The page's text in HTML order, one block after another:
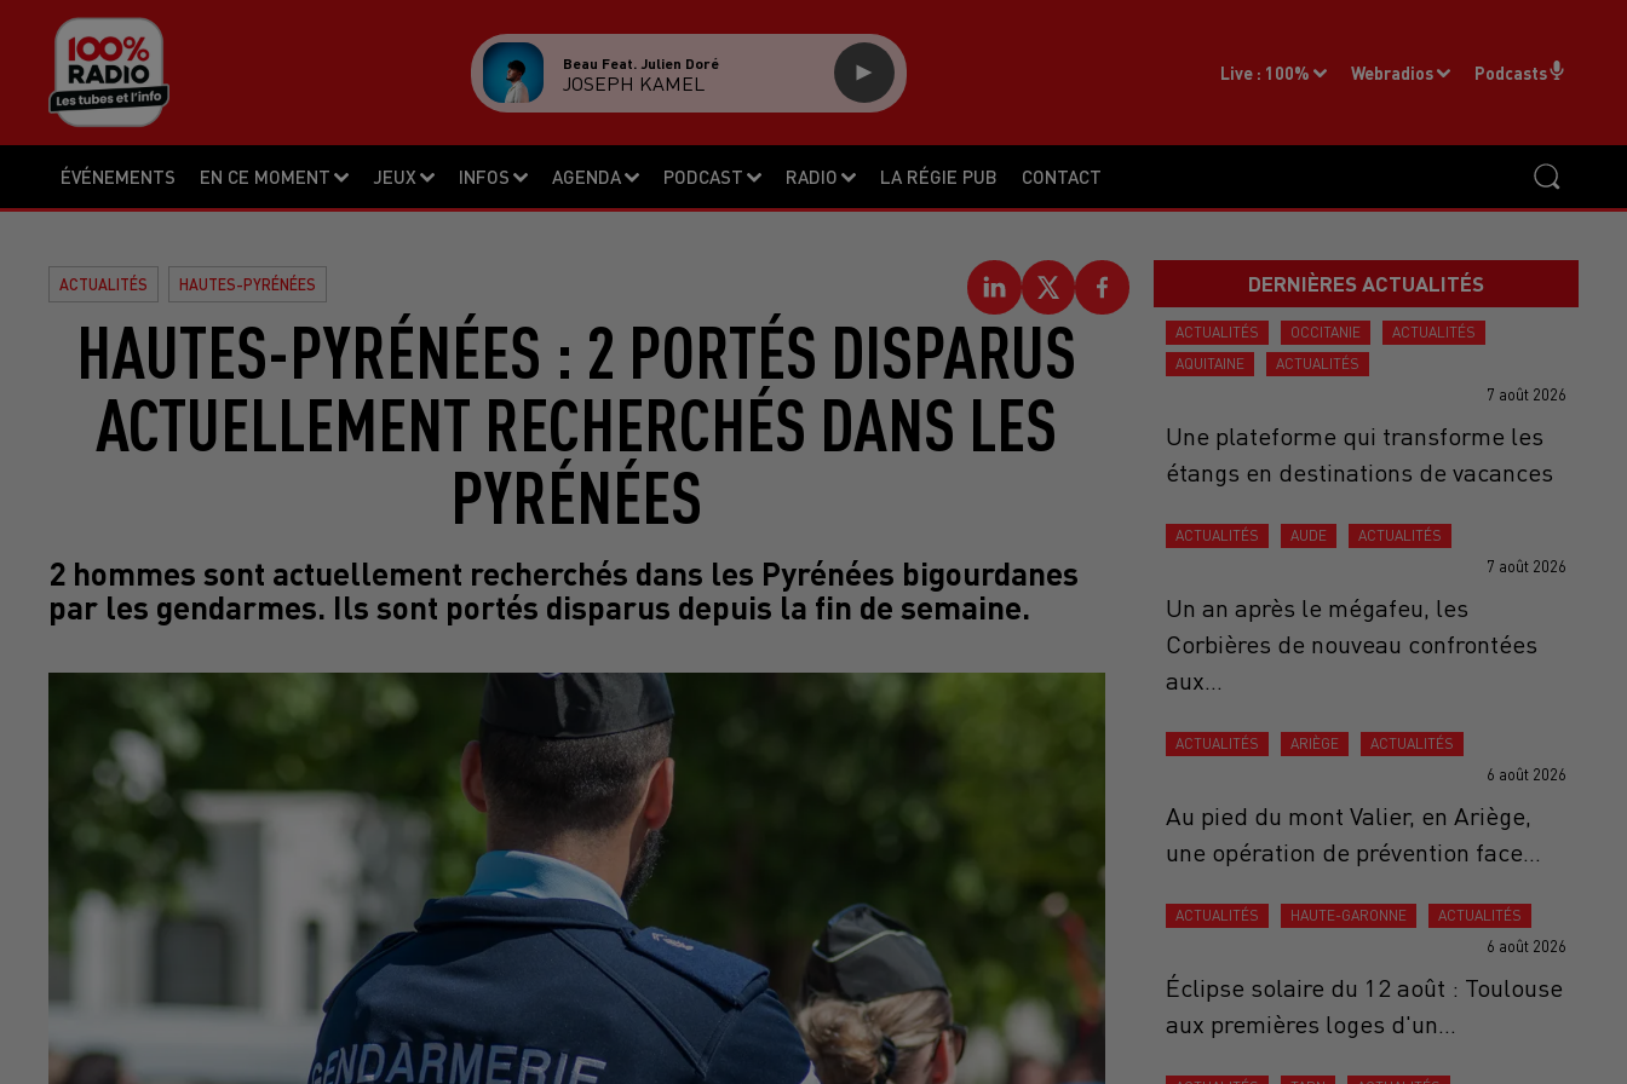
ÉVÉNEMENTS EN CE MOMENT JEUX INFOS AGENDA PODCAST RADIO LA RÉGIE PUB CONTACT
Live : 100% Webradios Podcasts
Beau Feat. Julien Doré
JOSEPH KAMEL
ACTUALITÉS HAUTES-PYRÉNÉES
HAUTES-PYRÉNÉES : 2 PORTÉS DISPARUS
ACTUELLEMENT RECHERCHÉS DANS LES
PYRÉNÉES
2 hommes sont actuellement recherchés dans les Pyrénées bigourdanes
par les gendarmes. Ils sont portés disparus depuis la fin de semaine.
DERNIÈRES ACTUALITÉS
ACTUALITÉS OCCITANIE
ACTUALITÉS
AQUITAINE
ACTUALITÉS
7 août 2026
Une plateforme qui transforme les
étangs en destinations de vacances
ACTUALITÉS AUDE ACTUALITÉS
7 août 2026
Un an après le mégafeu, les
Corbières de nouveau confrontées
aux...
ACTUALITÉS ARIÈGE ACTUALITÉS
6 août 2026
Au pied du mont Valier, en Ariège,
une opération de prévention face...
ACTUALITÉS HAUTE-GARONNE ACTUALITÉS
6 août 2026
Éclipse solaire du 12 août : Toulouse
aux premières loges d'un...